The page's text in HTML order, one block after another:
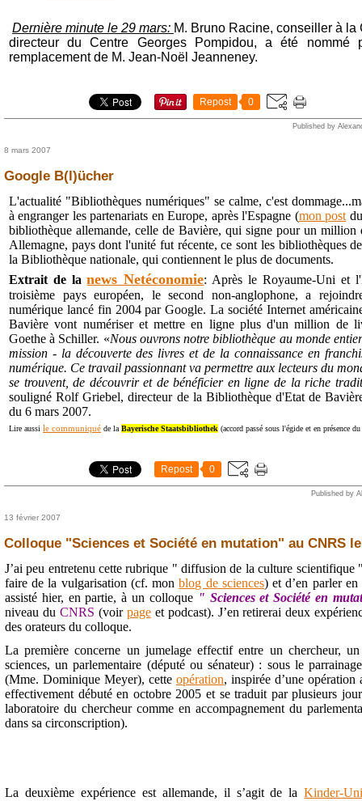
Dernière minute le 29 mars: M. Bruno Racine, conseiller à
directeur du Centre Georges Pompidou, a été
remplacement de M. Jean-Noël Jeanneney.
Repost 0
Published by
8 mars 2007
Google B(l)ücher
L'actualité "Bibliothèques numériques" se calme, c'est
à engranger les partenariats en Europe, après l'Espagne (mon post
bibliothèque allemande, celle de Bavière, qui signe pour un
Allemagne, pays dont l'unité fut récente, ce sont les bibliothèques
la Bibliothèque nationale, qui contiennent le plus de documents.
Extrait de lanews Netéconomie: Après le Royaume-Uni et
troisième pays européen, le second non-anglophone, a
numérique lancé fin 2004 par Google. La société Internet
Bavière vont numériser et mettre en ligne plus d'un million de
Goethe à Schiller. «Nous ouvrons notre bibliothèque au monde
mission - la découverte des livres et de la connaissance en
numérique. Ce travail passionnant va permettre aux lecteurs du
se trouvent, de découvrir et de bénéficier en ligne de la riche
souligné Rolf Griebel, directeur de la Bibliothèque d'Etat de
du 6 mars 2007.
Lire aussi le communiqué de la Bayerische Staatsbibliothek (accord passé sous l'égide et en présence
Repost 0
Published by
13 février 2007
Colloque "Sciences et Société en mutation" au CNRS
J’ai peu entretenu cette rubrique " diffusion de la culture scientifique
faire de la vulgarisation (cf. monblog de sciences) et d’en parler en
assisté hier, en partie, à un colloque " Sciences et Société en
niveau du CNRS (voir pageet podcast). J’en retirerai deux
des orateurs du colloque.
La première concerne un jumelage effectif entre un chercheur, un
sciences, un parlementaire (député ou sénateur) : sous le
(Mme. Dominique Meyer), cette opération, inspirée d’une
effectivement débuté en octobre 2005 et se traduit par plusieurs
laboratoire du chercheur comme en accompagnement du
dans sa circonscription).
La deuxième expérience est allemande, il s’agit de laKinder-